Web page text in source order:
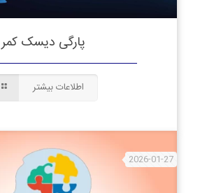
پارگی دیسک کمر
اطلاعات بیشتر
2026-01-27